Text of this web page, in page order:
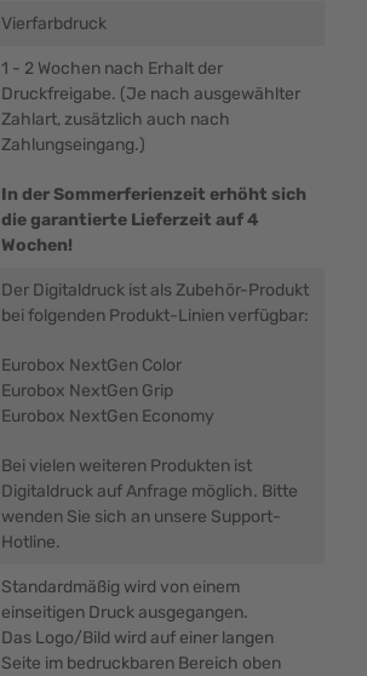
Vierfarbdruck
1 - 2 Wochen nach Erhalt der
Druckfreigabe. (Je nach ausgewählter
Zahlart, zusätzlich auch nach
Zahlungseingang.)
In der Sommerferienzeit erhöht sich
die garantierte Lieferzeit auf 4
Wochen!
Der Digitaldruck ist als Zubehör-Produkt
bei folgenden Produkt-Linien verfügbar:
Eurobox NextGen Color
Eurobox NextGen Grip
Eurobox NextGen Economy
Bei vielen weiteren Produkten ist
Digitaldruck auf Anfrage möglich. Bitte
wenden Sie sich an unsere Support-
Hotline.
Standardmäßig wird von einem
einseitigen Druck ausgegangen.
Das Logo/Bild wird auf einer langen
Seite im bedruckbaren Bereich oben